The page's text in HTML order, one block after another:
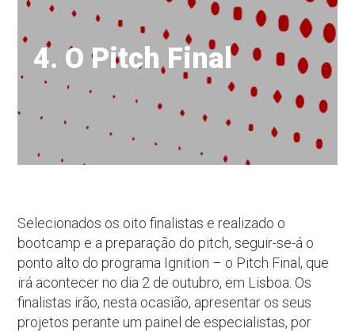
4. O Pitch Final
Selecionados os oito finalistas e realizado o
bootcamp e a preparação do pitch, seguir-se-á o
ponto alto do programa Ignition – o Pitch Final, que
irá acontecer no dia 2 de outubro, em Lisboa. Os
finalistas irão, nesta ocasião, apresentar os seus
projetos perante um painel de especialistas, por